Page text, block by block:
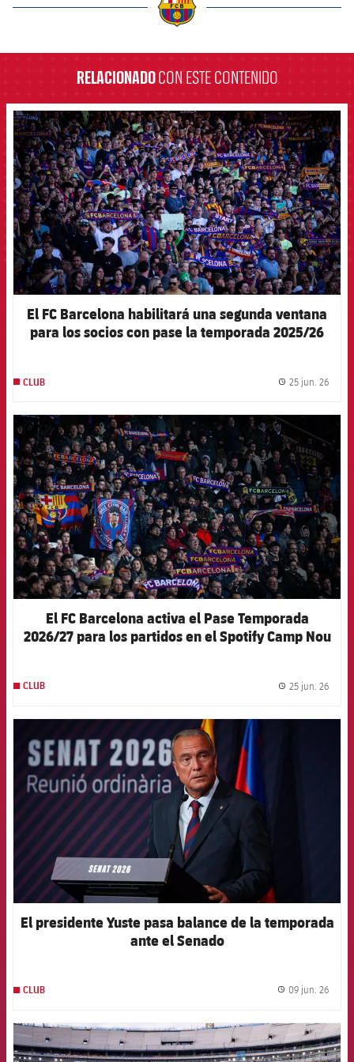
RELACIONADOCON ESTE CONTENIDO
FCB Barcelona badge
El FC Barcelona habilitará una segunda ventana
para los socios con pase la temporada 2025/26
CLUB 25 jun. 26
FCB Barcelona badge
El FC Barcelona activa el Pase Temporada
2026/27 para los partidos en el Spotify Camp Nou
CLUB 25 jun. 26
FCB Barcelona badge
El presidente Yuste pasa balance de la temporada
ante el Senado
CLUB 09 jun. 26
FCB Barcelona badge